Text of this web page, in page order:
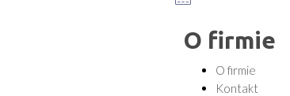
O firmie
O firmie
Kontakt